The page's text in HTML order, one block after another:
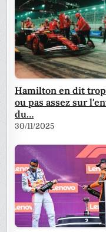
Hamilton en dit
ou pas assez sur
du…
30/11/2025